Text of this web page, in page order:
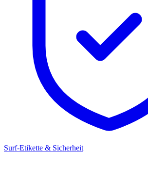
Surf-Etikette & Sicherheit